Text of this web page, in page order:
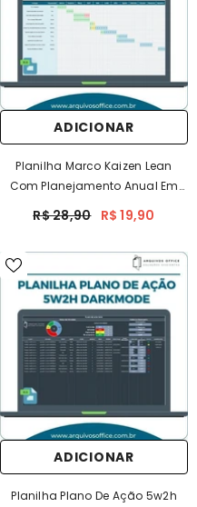
ADICIONAR
Planilha Marco Kaizen Lean
Com Planejamento Anual Em
R$ 28,90 R$ 19,90
ADICIONAR
Planilha Plano De Ação 5w2h